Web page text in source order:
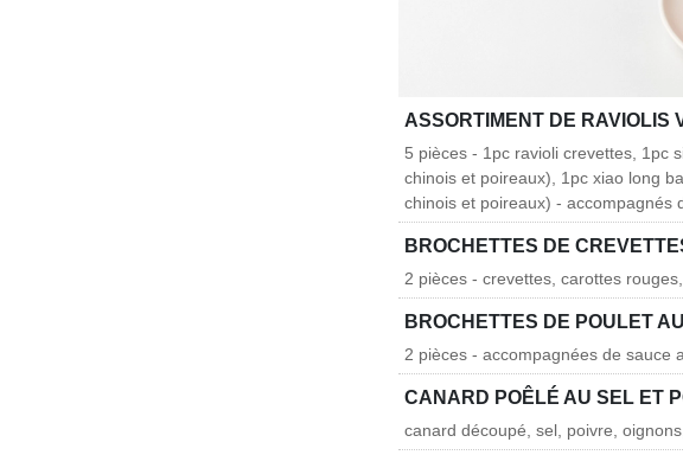
ASSORTIMENT DE RAVIOLIS
5 pièces - 1pc ravioli crevettes, 1pc
chinois et poireaux), 1pc xiao long
chinois et poireaux) - accompagnés
BROCHETTES DE
2 pièces - crevettes, carottes
BROCHETTES DE POULET
2 pièces - accompagnées de sauce
CANARD POÊLÉ AU SEL ET
canard découpé, sel, poivre,